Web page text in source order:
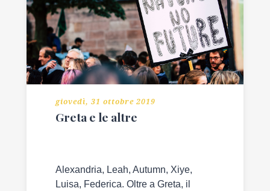
giovedì, 31 ottobre 2019
Greta e le altre
Alexandria, Leah, Autumn, Xiye,
Luisa, Federica. Oltre a Greta, il